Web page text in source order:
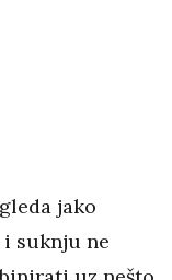
jako
suknju ne